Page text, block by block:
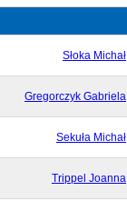
Słoka Michał
Gregorczyk Gabriela
Sekuła Michał
Trippel Joanna